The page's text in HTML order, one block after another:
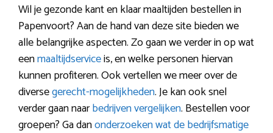
Wil je gezonde kant en klaar maaltijden bestellen in
Papenvoort? Aan de hand van deze site bieden we
alle belangrijke aspecten. Zo gaan we verder in op wat
eenmaaltijdserviceis, en welke personen hiervan
kunnen profiteren. Ook vertellen we meer over de
diversegerecht-mogelijkheden. Je kan ook snel
verder gaan naarbedrijven vergelijken. Bestellen voor
groepen? Ga danonderzoeken wat de bedrijfsmatige